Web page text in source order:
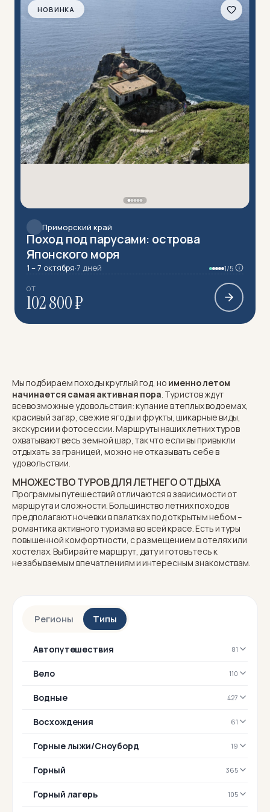
НОВИНКА
Приморский край
Поход под парусами: острова
Японского моря
1 – 7 октября·7 дней 1/5
ОТ
102 800 ₽
Регионы Типы
Автопутешествия 81
Вело 110
Водные 427
Восхождения 61
Горные лыжи/Сноуборд 19
Горный 365
Горный лагерь 105
Мы подбираем походы круглый год, но именно летом
начинается самая активная пора . Туристов ждут
всевозможные удовольствия: купание в теплых водоемах,
красивый загар, свежие ягоды и фрукты, шикарные виды,
экскурсии и фотосессии. Маршруты наших летних туров
охватывают весь земной шар, так что если вы привыкли
отдыхать за границей, можно не отказывать себе в
удовольствии.
МНОЖЕСТВО ТУРОВ ДЛЯ ЛЕТНЕГО ОТДЫХА
Программы путешествий отличаются в зависимости от
маршрута и сложности. Большинство летних походов
предполагаютночевки в палаткахпод открытым небом –
романтика активного туризма во всей красе. Есть и туры
повышенной комфортности, с размещением в отелях или
хостелах. Выбирайте маршрут, дату и готовьтесь к
незабываемым впечатлениям и интересным знакомствам.